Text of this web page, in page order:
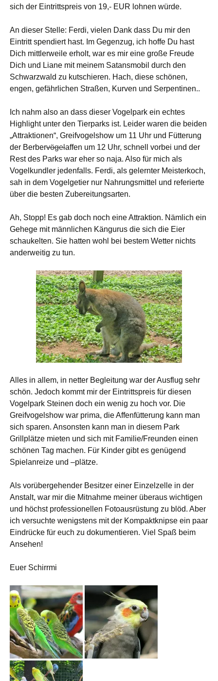
sich der Eintrittspreis von 19,- EUR lohnen würde.
An dieser Stelle: Ferdi, vielen Dank dass Du mir den
Eintritt spendiert hast. Im Gegenzug, ich hoffe Du hast
Dich mittlerweile erholt, war es mir eine große Freude
Dich und Liane mit meinem Satansmobil durch den
Schwarzwald zu kutschieren. Hach, diese schönen,
engen, gefährlichen Straßen, Kurven und Serpentinen..
Ich nahm also an dass dieser Vogelpark ein echtes
Highlight unter den Tierparks ist. Leider waren die beiden
„Attraktionen“, Greifvogelshow um 11 Uhr und Fütterung
der Berbervögelaffen um 12 Uhr, schnell vorbei und der
Rest des Parks war eher so naja. Also für mich als
Vogelkundler jedenfalls. Ferdi, als gelernter Meisterkoch,
sah in dem Vogelgetier nur Nahrungsmittel und referierte
über die besten Zubereitungsarten.
Ah, Stopp! Es gab doch noch eine Attraktion. Nämlich ein
Gehege mit männlichen Kängurus die sich die Eier
schaukelten. Sie hatten wohl bei bestem Wetter nichts
anderweitig zu tun.
Alles in allem, in netter Begleitung war der Ausflug sehr
schön. Jedoch kommt mir der Eintrittspreis für diesen
Vogelpark Steinen doch ein wenig zu hoch vor. Die
Greifvogelshow war prima, die Affenfütterung kann man
sich sparen. Ansonsten kann man in diesem Park
Grillplätze mieten und sich mit Familie/Freunden einen
schönen Tag machen. Für Kinder gibt es genügend
Spielanreize und –plätze.
Als vorübergehender Besitzer einer Einzelzelle in der
Anstalt, war mir die Mitnahme meiner überaus wichtigen
und höchst professionellen Fotoausrüstung zu blöd. Aber
ich versuchte wenigstens mit der Kompaktknipse ein paar
Eindrücke für euch zu dokumentieren. Viel Spaß beim
Ansehen!
Euer Schirrmi